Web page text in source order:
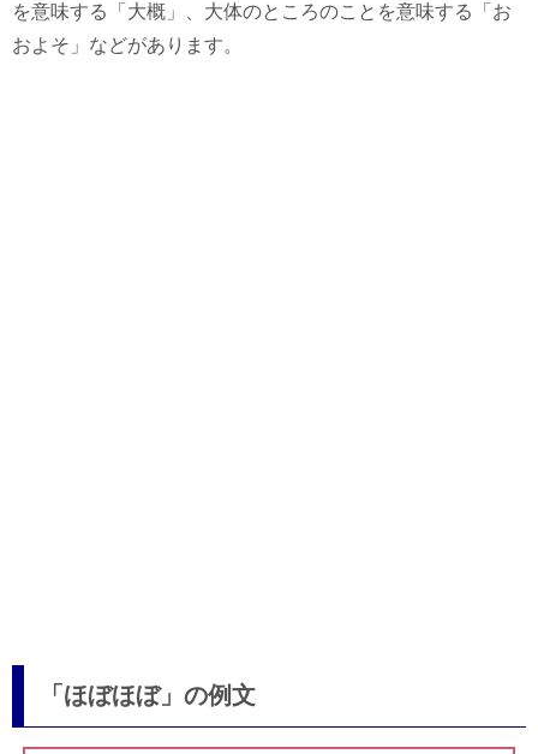
を意味する「大概」、大体のところのことを意味する「お
およそ」などがあります。
「ほぼほぼ」の例文